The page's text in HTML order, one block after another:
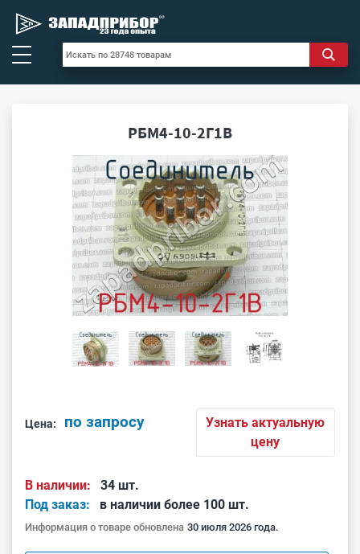
РБМ4-10-2Г1В
Цена: по запросу
Узнать актуальную
цену
В наличии:
34 шт.
Под заказ:
в наличии более 100 шт.
Информация о товаре обновлена 30 июля 2026 года.